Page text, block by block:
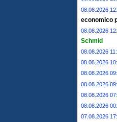
08.08.2026
economico
08.08.2026
Schmid
08.08.2026
08.08.2026
08.08.2026
08.08.2026
08.08.2026
08.08.2026
07.08.2026